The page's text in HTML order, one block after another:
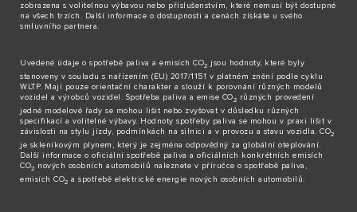
zobrazena s volitelnou výbavou nebo příslušenstvím, které nemusí být dostupné
na všech trzích. Další informace o dostupnosti a cenách získáte u svého
smluvního partnera.
Uvedené údaje o spotřebě paliva a emisích CO2 jsou hodnoty, které byly
stanoveny v souladu s nařízením (EU) 2017/1151 v platném znění podle cyklu
WLTP. Mají pouze orientační charakter a slouží k porovnání různých modelů
vozidel a výrobců vozidel. Spotřeba paliva a emise CO2
různých provedení
jedné modelové řady se mohou lišit nebo zvyšovat v důsledku různých
specifikací a volitelné výbavy. Hodnoty spotřeby paliva se mohou v praxi lišit v
závislosti na stylu jízdy, podmínkách na silnici a v provozu a stavu vozidla. CO2
je skleníkovým plynem, který je zejména odpovědný za globální oteplování.
Další informace o oficiální spotřebě paliva a oficiálních konkrétních emisích
CO2
nových osobních automobilů naleznete v příručce o spotřebě paliva,
emisích CO2 a spotřebě elektrické energie nových osobních automobilů.